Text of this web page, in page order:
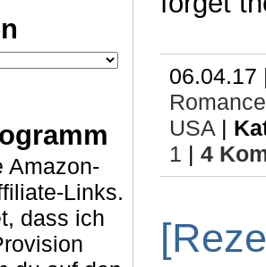
Amazon-
Links.
dass ich
Romance
USA |
1 | 4